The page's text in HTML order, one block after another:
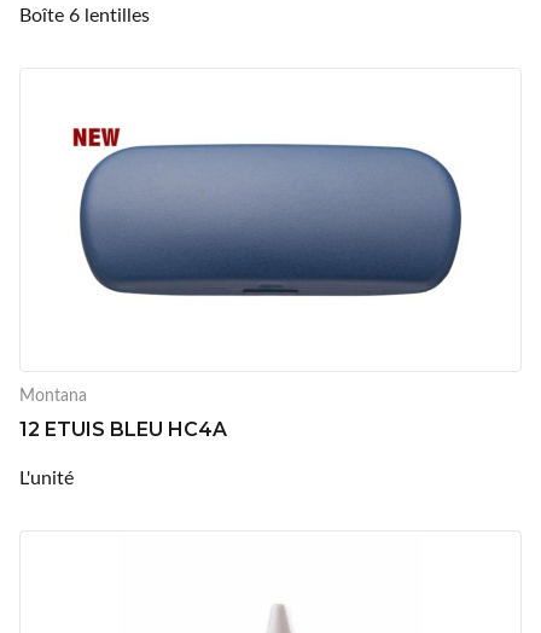
Boîte 6 lentilles
Montana
12 ETUIS BLEU HC4A
L'unité